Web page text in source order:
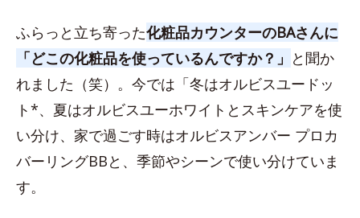
ふらっと立ち寄った化粧品カウンターのBAさんに
「どこの化粧品を使っているんですか？」 と聞か
れました（笑）。今では「冬はオルビスユードッ
ト*、夏はオルビスユーホワイトとスキンケアを使
い分け、家で過ごす時はオルビスアンバー プロカ
バーリングBBと、季節やシーンで使い分けていま
す。